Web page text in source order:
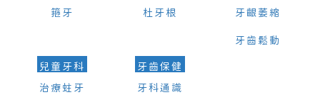
箍牙 杜牙根 牙齦萎縮
牙齒鬆動
兒童牙科
治療蛀牙
牙齒保健
牙科通識